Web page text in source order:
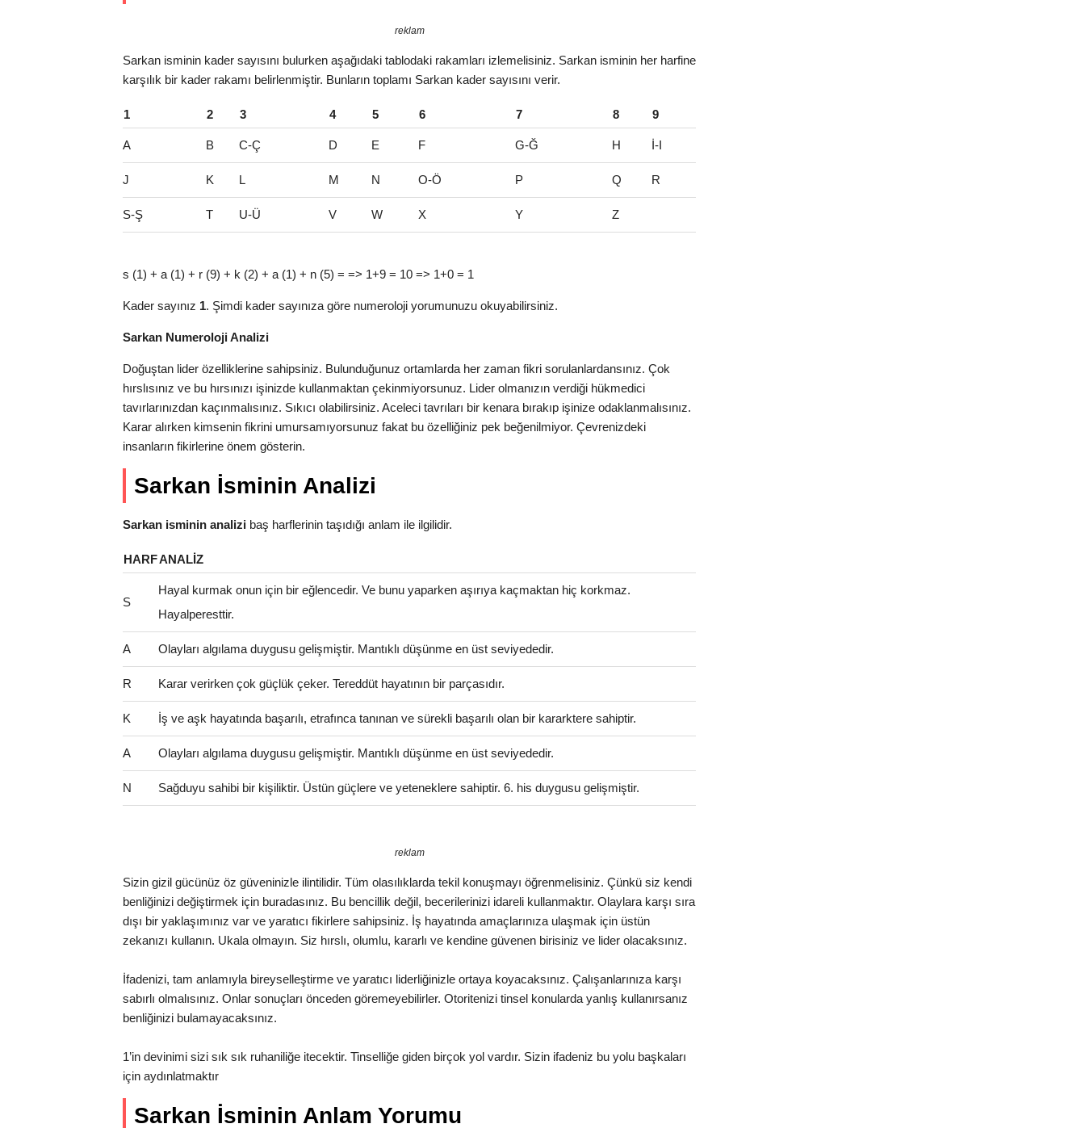
reklam
Sarkan isminin kader sayısını bulurken aşağıdaki tablodaki rakamları izlemelisiniz. Sarkan isminin her harfine
karşılık bir kader rakamı belirlenmiştir. Bunların toplamı Sarkan kader sayısını verir.
1 2 3 4 5 6 7 8 9
A B C-Ç D E F G-Ğ H İ-I
J K L M N O-Ö P Q R
S-Ş T U-Ü V W X Y Z
s (1) + a (1) + r (9) + k (2) + a (1) + n (5) = => 1+9 = 10 => 1+0 = 1
Kader sayınız 1. Şimdi kader sayınıza göre numeroloji yorumunuzu okuyabilirsiniz.
Sarkan Numeroloji Analizi
Doğuştan lider özelliklerine sahipsiniz. Bulunduğunuz ortamlarda her zaman fikri sorulanlardansınız. Çok
hırslısınız ve bu hırsınızı işinizde kullanmaktan çekinmiyorsunuz. Lider olmanızın verdiği hükmedici
tavırlarınızdan kaçınmalısınız. Sıkıcı olabilirsiniz. Aceleci tavrıları bir kenara bırakıp işinize odaklanmalısınız.
Karar alırken kimsenin fikrini umursamıyorsunuz fakat bu özelliğiniz pek beğenilmiyor. Çevrenizdeki
insanların fikirlerine önem gösterin.
Sarkan İsminin Analizi
Sarkan isminin analizi baş harflerinin taşıdığı anlam ile ilgilidir.
HARFANALIZ
S
Hayal kurmak onun için bir eğlencedir. Ve bunu yaparken aşırıya kaçmaktan hiç korkmaz.
Hayalperesttir.
A Olayları algılama duygusu gelişmiştir. Mantıklı düşünme en üst seviyededir.
R Karar verirken çok güçlük çeker. Tereddüt hayatının bir parçasıdır.
K İş ve aşk hayatında başarılı, etrafınca tanınan ve sürekli başarılı olan bir kararktere sahiptir.
A Olayları algılama duygusu gelişmiştir. Mantıklı düşünme en üst seviyededir.
N Sağduyu sahibi bir kişiliktir. Üstün güçlere ve yeteneklere sahiptir. 6. his duygusu gelişmiştir.
reklam
Sizin gizil gücünüz öz güveninizle ilintilidir. Tüm olasılıklarda tekil konuşmayı öğrenmelisiniz. Çünkü siz kendi
benliğinizi değiştirmek için buradasınız. Bu bencillik değil, becerilerinizi idareli kullanmaktır. Olaylara karşı sıra
dışı bir yaklaşımınız var ve yaratıcı fikirlere sahipsiniz. İş hayatında amaçlarınıza ulaşmak için üstün
zekanızı kullanın. Ukala olmayın. Siz hırslı, olumlu, kararlı ve kendine güvenen birisiniz ve lider olacaksınız.
İfadenizi, tam anlamıyla bireyselleştirme ve yaratıcı liderliğinizle ortaya koyacaksınız. Çalışanlarınıza karşı
sabırlı olmalısınız. Onlar sonuçları önceden göremeyebilirler. Otoritenizi tinsel konularda yanlış kullanırsanız
benliğinizi bulamayacaksınız.
1’in devinimi sizi sık sık ruhaniliğe itecektir. Tinselliğe giden birçok yol vardır. Sizin ifadeniz bu yolu başkaları
için aydınlatmaktır
Sarkan İsminin Anlam Yorumu